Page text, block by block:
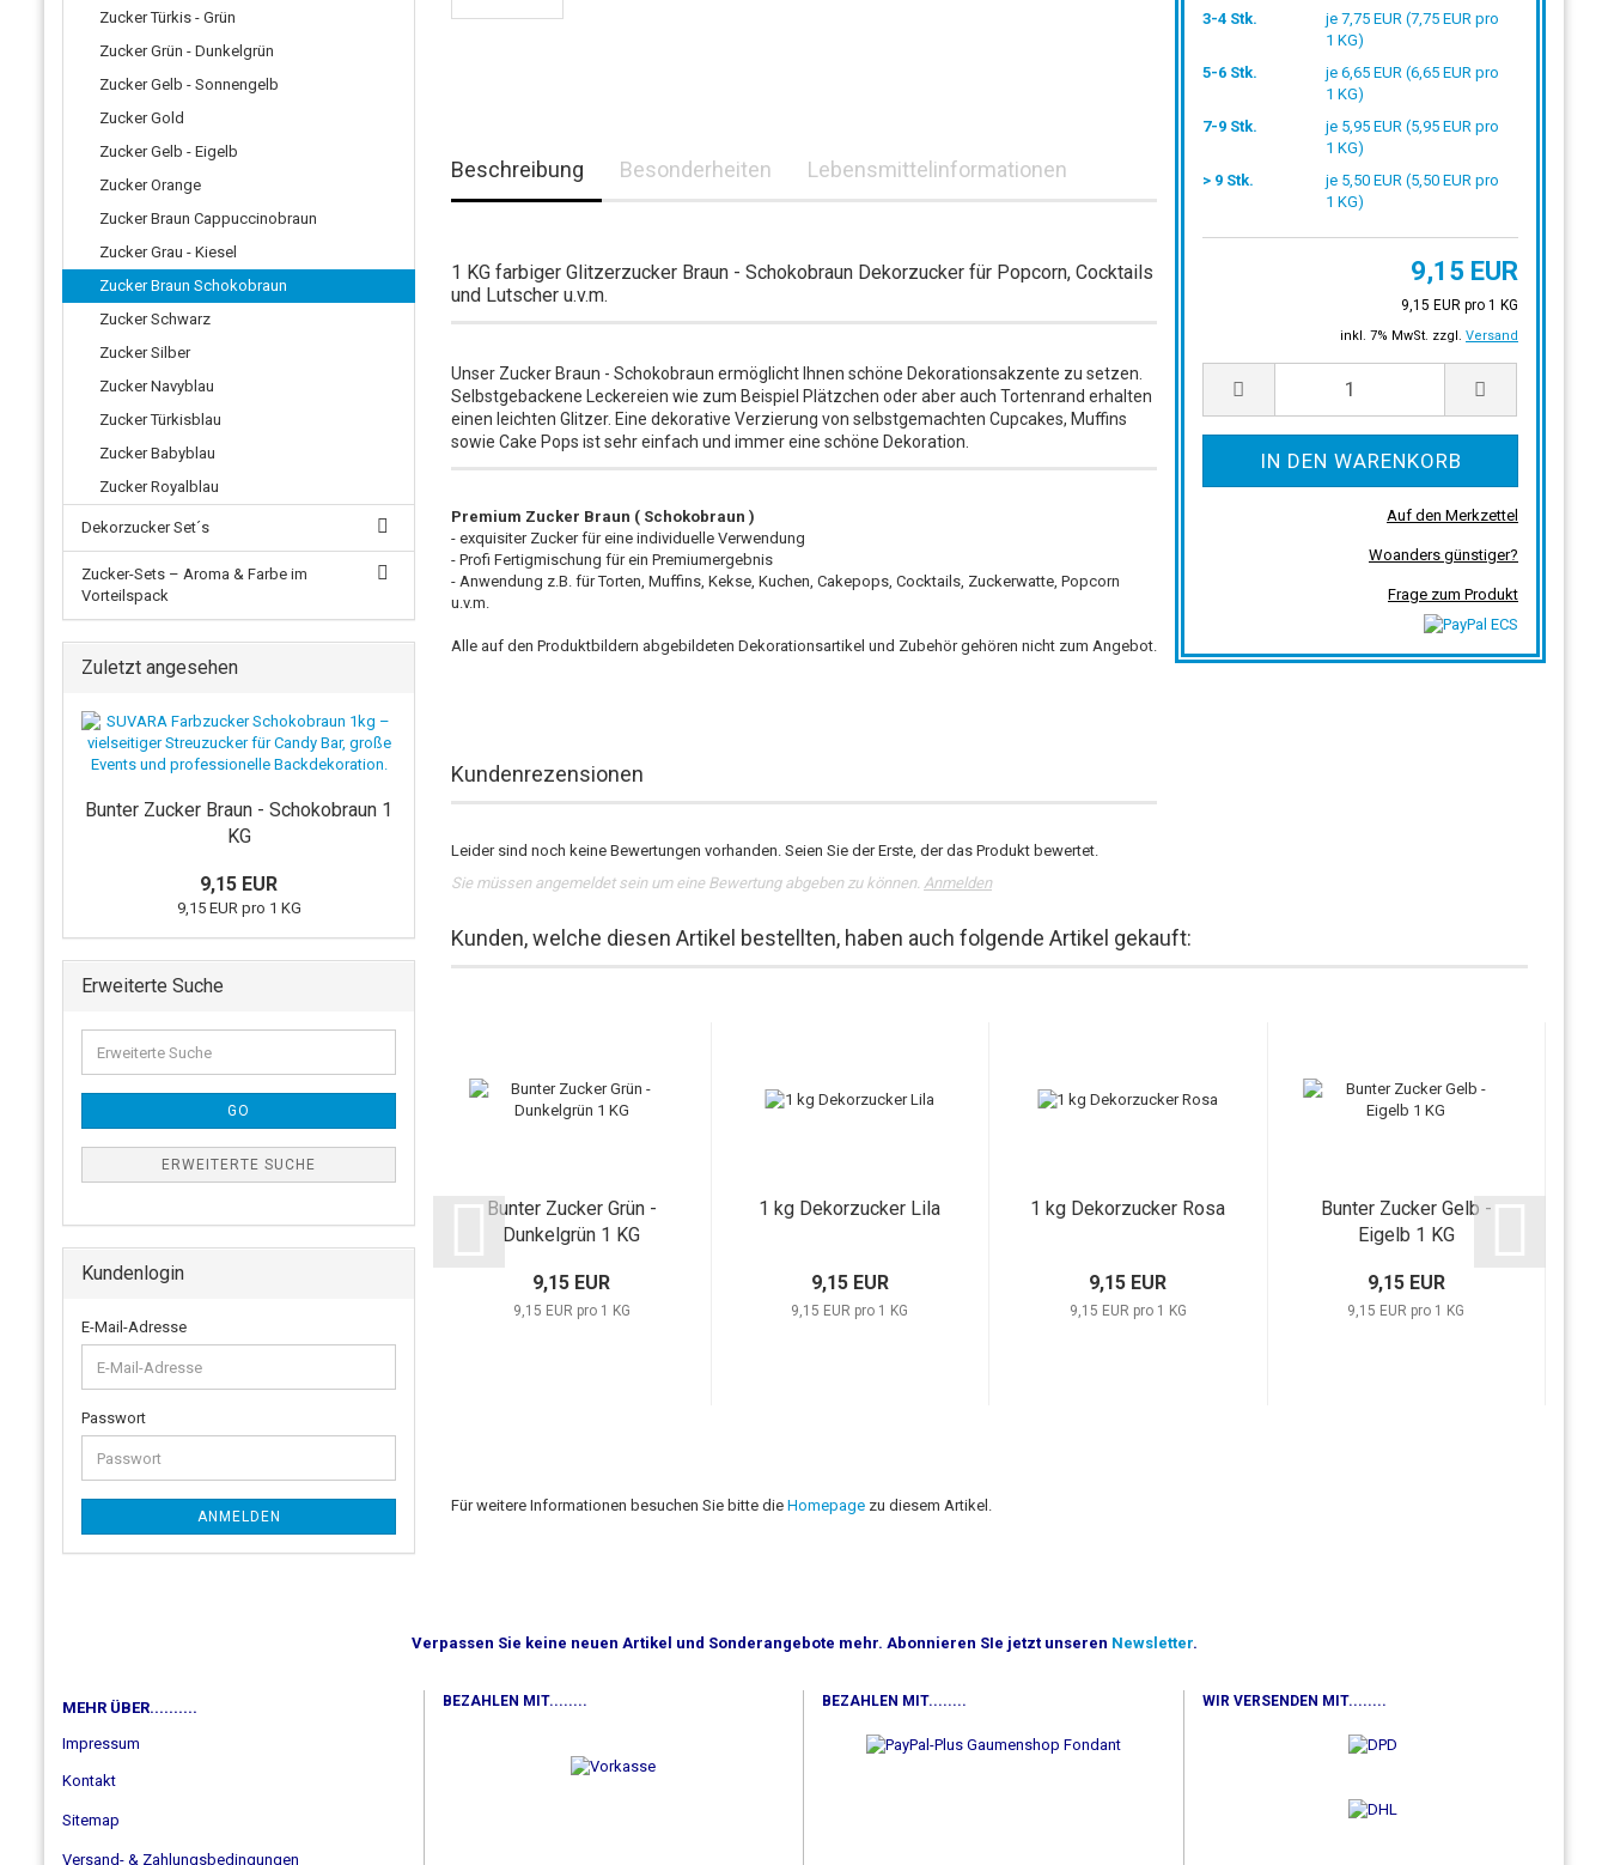
3-4 Stk.
je 7,75 EUR (7,75 EUR pro
1 KG)
5-6 Stk.
je 6,65 EUR (6,65 EUR pro
1 KG)
7-9 Stk.
je 5,95 EUR (5,95 EUR pro
1 KG)
> 9 Stk.
je 5,50 EUR (5,50 EUR pro
1 KG)
9,15 EUR
9,15 EUR pro 1 KG
inkl. 7% MwSt. zzgl. Versand
Auf den Merkzettel
Woanders günstiger?
Frage zum Produkt
Beschreibung Besonderheiten Lebensmittelinformationen
1 KG farbiger Glitzerzucker Braun - Schokobraun Dekorzucker für Popcorn, Cocktails
und Lutscher u.v.m.
Unser Zucker Braun - Schokobraun ermöglicht Ihnen schöne Dekorationsakzente zu setzen.
Selbstgebackene Leckereien wie zum Beispiel Plätzchen oder aber auch Tortenrand erhalten
einen leichten Glitzer. Eine dekorative Verzierung von selbstgemachten Cupcakes, Muffins
sowie Cake Pops ist sehr einfach und immer eine schöne Dekoration.
Premium Zucker Braun ( Schokobraun )
- exquisiter Zucker für eine individuelle Verwendung
- Profi Fertigmischung für ein Premiumergebnis
- Anwendung z.B. für Torten, Muffins, Kekse, Kuchen, Cakepops, Cocktails, Zuckerwatte, Popcorn
u.v.m.
Alle auf den Produktbildern abgebildeten Dekorationsartikel und Zubehör gehören nicht zum Angebot.
Kundenrezensionen
Leider sind noch keine Bewertungen vorhanden. Seien Sie der Erste, der das Produkt bewertet.
Sie müssen angemeldet sein um eine Bewertung abgeben zu können. Anmelden
Kunden, welche diesen Artikel bestellten, haben auch folgende Artikel gekauft:
Bunter Zucker Grün -
Dunkelgrün 1 KG
9,15 EUR
9,15 EUR pro 1 KG
1 kg Dekorzucker Lila
9,15 EUR
9,15 EUR pro 1 KG
1 kg Dekorzucker Rosa
9,15 EUR
9,15 EUR pro 1 KG
Bunter Zucker Gelb -
Eigelb 1 KG
9,15 EUR
9,15 EUR pro 1 KG
Für weitere Informationen besuchen Sie bitte die Homepage zu diesem Artikel.
Zucker Türkis - Grün
Zucker Grün - Dunkelgrün
Zucker Gelb - Sonnengelb
Zucker Gold
Zucker Gelb - Eigelb
Zucker Orange
Zucker Braun Cappuccinobraun
Zucker Grau - Kiesel
Zucker Braun Schokobraun
Zucker Schwarz
Zucker Silber
Zucker Navyblau
Zucker Türkisblau
Zucker Babyblau
Zucker Royalblau
Dekorzucker Set´s
Zucker-Sets – Aroma & Farbe im
Vorteilspack
Zuletzt angesehen
Bunter Zucker Braun - Schokobraun 1
KG
9,15 EUR
9,15 EUR pro 1 KG
Erweiterte Suche
GO
ERWEITERTE SUCHE
Kundenlogin
E-Mail-Adresse
Passwort
ANMELDEN
Verpassen Sie keine neuen Artikel und Sonderangebote mehr. Abonnieren SIe jetzt unseren Newsletter.
MEHR ÜBER..........
Impressum
Kontakt
Sitemap
Versand- & Zahlungsbedingungen
BEZAHLEN MIT........ BEZAHLEN MIT........ WIR VERSENDEN MIT........